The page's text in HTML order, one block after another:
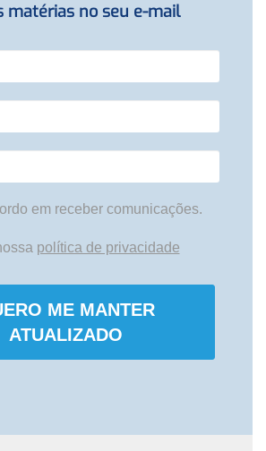
matérias no seu e-mail
em receber comunicações.
política de privacidade
ME MANTER
ATUALIZADO